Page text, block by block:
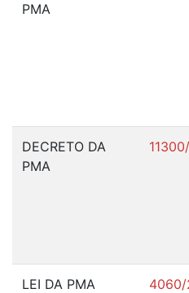
PMA
DECRETO DA
PMA
LEI DA PMA